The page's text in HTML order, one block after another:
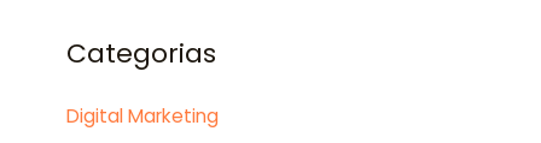
Categorias
Digital Marketing